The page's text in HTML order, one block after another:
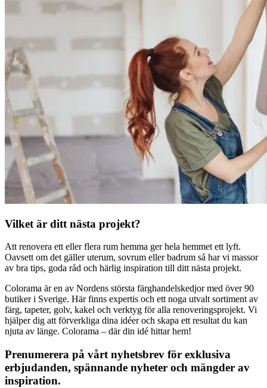
Vilket är ditt nästa projekt?
Att renovera ett eller flera rum hemma ger hela hemmet ett lyft.
Oavsett om det gäller uterum, sovrum eller badrum så har vi massor
av bra tips, goda råd och härlig inspiration till ditt nästa projekt.
Colorama är en av Nordens största färghandelskedjor med över 90
butiker i Sverige. Här finns expertis och ett noga utvalt sortiment av
färg, tapeter, golv, kakel och verktyg för alla renoveringsprojekt. Vi
hjälper dig att förverkliga dina idéer och skapa ett resultat du kan
njuta av länge. Colorama – där din idé hittar hem!
Prenumerera på vårt nyhetsbrev för exklusiva
erbjudanden, spännande nyheter och mängder av
inspiration.